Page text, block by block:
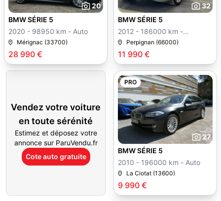
20
28 990 €
BMW SÉRIE 5
2020 - 98950 km - Auto
Mérignac (33700)
32
11 990 €
BMW SÉRIE 5
2012 - 186000 km -
Manuelle
Perpignan (66000)
Vendez votre voiture
en toute sérénité
Estimez et déposez votre
annonce sur ParuVendu.fr
Cote auto gratuite
PRO
27
9 990 €
BMW SÉRIE 5
2010 - 196000 km - Auto
La Ciotat (13600)